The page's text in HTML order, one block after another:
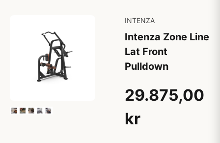
INTENZA
Intenza Zone Line
Lat Front
Pulldown
29.875,00
kr